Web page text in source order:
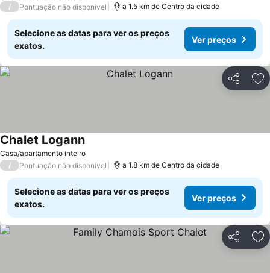
/ Pontuação não disponível a 1.5 km de Centro da cidade
Selecione as datas para ver os preços
exatos.
Ver preços
Partilhar
Casa/apartamento inteiro
Chalet LogannVer preços
/ Pontuação não disponível a 1.8 km de Centro da cidade
Selecione as datas para ver os preços
exatos.
Ver preços
Partilhar